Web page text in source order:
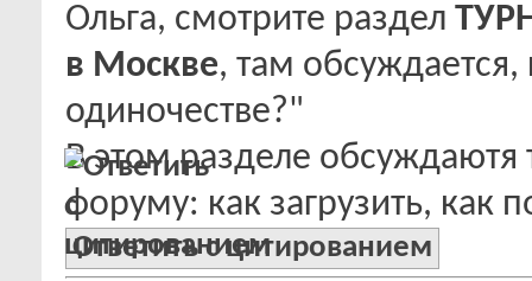
Ольга, смотрите раздел
в Москве, там
одиночестве?"
В этом разделе обсуждаютя
форуму: как загрузить, как
Ответить с цитированием